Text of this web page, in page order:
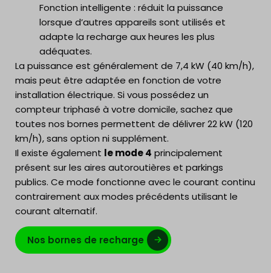
Fonction intelligente : réduit la puissance
lorsque d’autres appareils sont utilisés et
adapte la recharge aux heures les plus
adéquates.
La puissance est généralement de 7,4 kW (40 km/h),
mais peut être adaptée en fonction de votre
installation électrique. Si vous possédez un
compteur triphasé à votre domicile, sachez que
toutes nos bornes permettent de délivrer 22 kW (120
km/h), sans option ni supplément.
Il existe également le mode 4 principalement
présent sur les aires autoroutières et parkings
publics. Ce mode fonctionne avec le courant continu
contrairement aux modes précédents utilisant le
courant alternatif.
Nos bornes de recharge